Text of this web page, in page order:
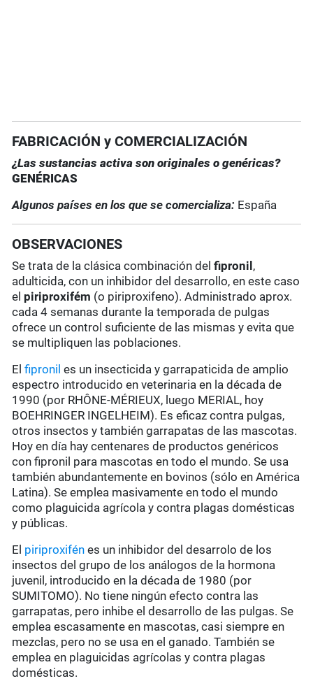
FABRICACIÓN y COMERCIALIZACIÓN
¿Las sustancias activa son originales o genéricas?
GENÉRICAS
Algunos países en los que se comercializa: España
OBSERVACIONES
Se trata de la clásica combinación del fipronil ,
adulticida, con un inhibidor del desarrollo, en este caso
el piriproxifém (o piriproxifeno). Administrado aprox.
cada 4 semanas durante la temporada de pulgas
ofrece un control suficiente de las mismas y evita que
se multipliquen las poblaciones.
Elfipronil es un insecticida y garrapaticida de amplio
espectro introducido en veterinaria en la década de
1990 (por RHÔNE-MÉRIEUX, luego MERIAL, hoy
BOEHRINGER INGELHEIM). Es eficaz contra pulgas,
otros insectos y también garrapatas de las mascotas.
Hoy en día hay centenares de productos genéricos
con fipronil para mascotas en todo el mundo. Se usa
también abundantemente en bovinos (sólo en América
Latina). Se emplea masivamente en todo el mundo
como plaguicida agrícola y contra plagas domésticas
y públicas.
El piriproxifén es un inhibidor del desarrolo de los
insectos del grupo de los análogos de la hormona
juvenil, introducido en la década de 1980 (por
SUMITOMO). No tiene ningún efecto contra las
garrapatas, pero inhibe el desarrollo de las pulgas. Se
emplea escasamente en mascotas, casi siempre en
mezclas, pero no se usa en el ganado. También se
emplea en plaguicidas agrícolas y contra plagas
domésticas.